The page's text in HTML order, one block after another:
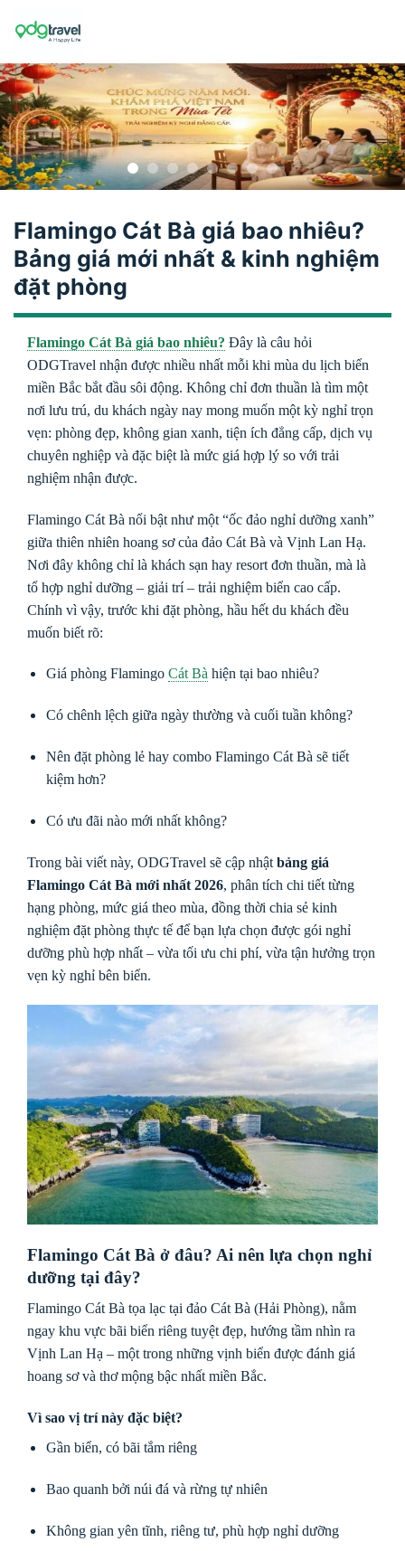
Flamingo Cát Bà giá bao nhiêu?
Bảng giá mới nhất & kinh nghiệm
đặt phòng
Flamingo Cát Bà giá bao nhiêu? Đây là câu hỏi
ODGTravel nhận được nhiều nhất mỗi khi mùa du lịch biển
miền Bắc bắt đầu sôi động. Không chỉ đơn thuần là tìm một
nơi lưu trú, du khách ngày nay mong muốn một kỳ nghỉ trọn
vẹn: phòng đẹp, không gian xanh, tiện ích đẳng cấp, dịch vụ
chuyên nghiệp và đặc biệt là mức giá hợp lý so với trải
nghiệm nhận được.
Flamingo Cát Bà nổi bật như một “ốc đảo nghỉ dưỡng xanh”
giữa thiên nhiên hoang sơ của đảo Cát Bà và Vịnh Lan Hạ.
Nơi đây không chỉ là khách sạn hay resort đơn thuần, mà là
tổ hợp nghỉ dưỡng – giải trí – trải nghiệm biển cao cấp.
Chính vì vậy, trước khi đặt phòng, hầu hết du khách đều
muốn biết rõ:
Giá phòng Flamingo Cát Bàhiện tại bao nhiêu?
Có chênh lệch giữa ngày thường và cuối tuần không?
Nên đặt phòng lẻ hay combo Flamingo Cát Bà sẽ tiết
kiệm hơn?
Có ưu đãi nào mới nhất không?
Trong bài viết này, ODGTravel sẽ cập nhật bảng giá
Flamingo Cát Bà mới nhất 2026, phân tích chi tiết từng
hạng phòng, mức giá theo mùa, đồng thời chia sẻ kinh
nghiệm đặt phòng thực tế để bạn lựa chọn được gói nghỉ
dưỡng phù hợp nhất – vừa tối ưu chi phí, vừa tận hưởng trọn
vẹn kỳ nghỉ bên biển.
Flamingo Cát Bà ở đâu? Ai nên lựa chọn nghỉ
dưỡng tại đây?
Flamingo Cát Bà tọa lạc tại đảo Cát Bà (Hải Phòng), nằm
ngay khu vực bãi biển riêng tuyệt đẹp, hướng tầm nhìn ra
Vịnh Lan Hạ – một trong những vịnh biển được đánh giá
hoang sơ và thơ mộng bậc nhất miền Bắc.
Vì sao vị trí này đặc biệt?
Gần biển, có bãi tắm riêng
Bao quanh bởi núi đá và rừng tự nhiên
Không gian yên tĩnh, riêng tư, phù hợp nghỉ dưỡng